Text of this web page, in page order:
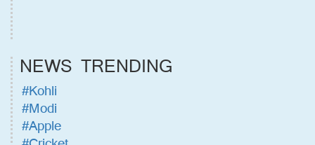
NEWS TRENDING
#Kohli
#Modi
#Apple